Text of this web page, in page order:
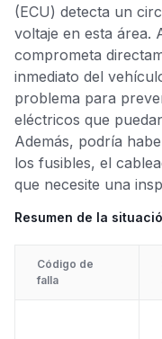
(ECU) detecta un
voltaje en esta área.
comprometa
inmediato del
problema para
eléctricos que
Además, podría
los fusibles, el
que necesite una
Resumen de la
Código de
falla